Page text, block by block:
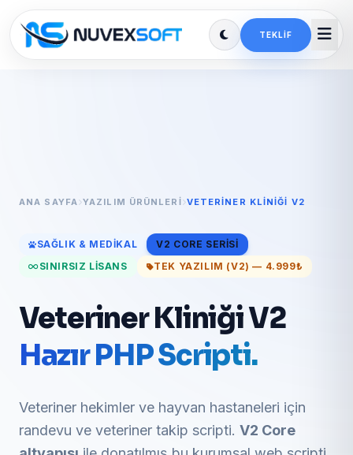
TEKLIF
ANA SAYFA YAZILIM ÜRÜNLERI VETERINER KLINIĞI V2
SAĞLIK & MEDIKAL
V2 CORE SERISI
SINIRSIZ LISANS
TEK YAZILIM (V2) — 4.999₺
Veteriner Kliniği V2
Hazır PHP Scripti.
Veteriner hekimler ve hayvan hastaneleri için
randevu ve veteriner takip scripti. V2 Core